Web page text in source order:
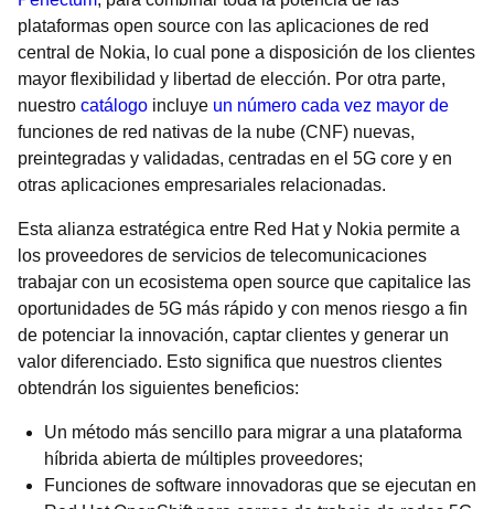
plataformas open source con las aplicaciones de red
central de Nokia, lo cual pone a disposición de los clientes
mayor flexibilidad y libertad de elección. Por otra parte,
nuestro catálogo incluye un número cada vez mayor de
funciones de red nativas de la nube (CNF) nuevas,
preintegradas y validadas, centradas en el 5G core y en
otras aplicaciones empresariales relacionadas.
Esta alianza estratégica entre Red Hat y Nokia permite a
los proveedores de servicios de telecomunicaciones
trabajar con un ecosistema open source que capitalice las
oportunidades de 5G más rápido y con menos riesgo a fin
de potenciar la innovación, captar clientes y generar un
valor diferenciado. Esto significa que nuestros clientes
obtendrán los siguientes beneficios:
Un método más sencillo para migrar a una plataforma
híbrida abierta de múltiples proveedores;
Funciones de software innovadoras que se ejecutan en